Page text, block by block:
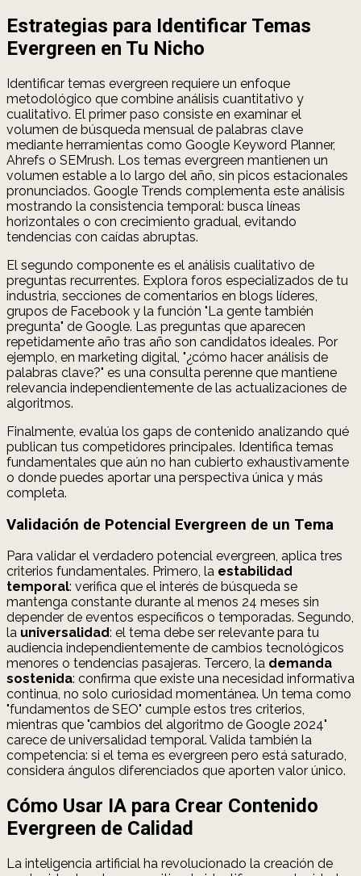
Estrategias para Identificar Temas
Evergreen en Tu Nicho
Identificar temas evergreen requiere un enfoque
metodológico que combine análisis cuantitativo y
cualitativo. El primer paso consiste en examinar el
volumen de búsqueda mensual de palabras clave
mediante herramientas como Google Keyword Planner,
Ahrefs o SEMrush. Los temas evergreen mantienen un
volumen estable a lo largo del año, sin picos estacionales
pronunciados. Google Trends complementa este análisis
mostrando la consistencia temporal: busca líneas
horizontales o con crecimiento gradual, evitando
tendencias con caídas abruptas.
El segundo componente es el análisis cualitativo de
preguntas recurrentes. Explora foros especializados de tu
industria, secciones de comentarios en blogs líderes,
grupos de Facebook y la función "La gente también
pregunta" de Google. Las preguntas que aparecen
repetidamente año tras año son candidatos ideales. Por
ejemplo, en marketing digital, "¿cómo hacer análisis de
palabras clave?" es una consulta perenne que mantiene
relevancia independientemente de las actualizaciones de
algoritmos.
Finalmente, evalúa los gaps de contenido analizando qué
publican tus competidores principales. Identifica temas
fundamentales que aún no han cubierto exhaustivamente
o donde puedes aportar una perspectiva única y más
completa.
Validación de Potencial Evergreen de un Tema
Para validar el verdadero potencial evergreen, aplica tres
criterios fundamentales. Primero, la estabilidad
temporal: verifica que el interés de búsqueda se
mantenga constante durante al menos 24 meses sin
depender de eventos específicos o temporadas. Segundo,
la universalidad: el tema debe ser relevante para tu
audiencia independientemente de cambios tecnológicos
menores o tendencias pasajeras. Tercero, la demanda
sostenida: confirma que existe una necesidad informativa
continua, no solo curiosidad momentánea. Un tema como
"fundamentos de SEO" cumple estos tres criterios,
mientras que "cambios del algoritmo de Google 2024"
carece de universalidad temporal. Valida también la
competencia: si el tema es evergreen pero está saturado,
considera ángulos diferenciados que aporten valor único.
Cómo Usar IA para Crear Contenido
Evergreen de Calidad
La inteligencia artificial ha revolucionado la creación de